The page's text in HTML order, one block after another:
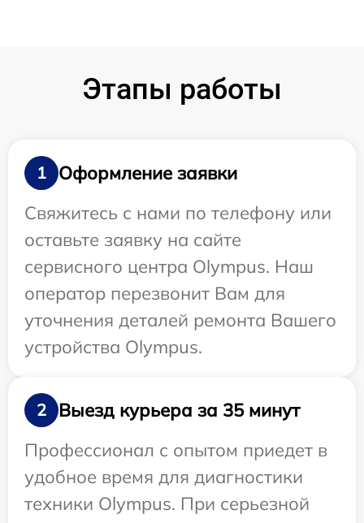
Этапы работы
1
Оформление заявки
Свяжитесь с нами по телефону или
оставьте заявку на сайте
сервисного центра Olympus. Наш
оператор перезвонит Вам для
уточнения деталей ремонта Вашего
устройства Olympus.
2
Выезд курьера за 35 минут
Профессионал с опытом приедет в
удобное время для диагностики
техники Olympus. При серьезной